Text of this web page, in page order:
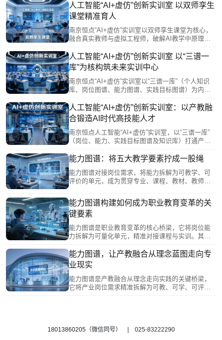
智能网联、物联网、大模型微调及嵌入式开发等全
链路模块。通过“理论-虚拟-实践”闭环与多场景推
演，助力学生安全、高效掌握核心工程能力，为每
位学子铺就通往AI产业的成才之路。
人工智能“AI+虚仿”创新实训室 以双师孪生
课堂精准育人
南京恒点“AI+虚仿”实训室以双师孪生课堂为核心，
融合真实教师与虚拟工程师，破解AI教学中原理抽
人协作及AI数字教师全程督导，实现产业级项目全
流程训练。平台支撑资源共享与数据驱动管理，将
教师从重复劳动中解放，转向个性化指导与高阶能
力培养，精准赋能职业教育提质增效。
人工智能“AI+虚仿”创新实训室 以“三谱一
库”为核构筑未来实训中心
南京恒点“AI+虚仿”实训室以“三谱一库”（个人知识
库、岗位图谱、能力图谱、实践目标图谱）为内
多维认知交互、AI教学训练、虚拟仿真实训、实体
设备操作，融合VR/MR与数字孪生技术，覆盖AI全
流程技能训练，实现“虚拟试错、实体求精”的深度融
合，精准评估并赋能学生完成从理论到岗位的跨
越，为人工智能产业高质量人才培养提供可复制的
人工智能“AI+虚仿”创新实训室：以产教融
合锻造AI时代高技能人才
南京恒点人工智能“AI+虚仿”实训室，以“三谱一库”
（岗位、能力、实践目标图谱及知识库）打通产教
围绕嵌入式AI、计算机视觉等方向，以企业真实项
生教师与未来实训中心融合，实现“数字演练+实体
实操”闭环，系统锻造岗位胜任力，为AI产业输送高
能力图谱：将五大教学要素拧成一股绳
能力图谱对接岗位需求，将能力拆解为可教学、可
评价的单元，成为贯穿专业、课程、教材、教师、
据，为课程建设厘清逻辑，为教材开发指明方向，
为教师成长精准导航，为实训基地建设提供场景指
南。它把各自为战的要素拧成一股绳，推动人才培
养从碎片化走向系统化，从知识传授转向综合能力
提升。
能力图谱构建如何成为职业教育变革的关
键要素
能力图谱是职业教育变革的核心桥梁，它将岗位能
力拆解为可量化单元，精准对接课程与实训。其构
阶递进图谱。应用中，它支撑“岗课赛证”课程重构，
并与数字孪生及未来实训深度融合，实现数据动态
采集、能力短板评估及个性化学习路径推荐。这一
体系让能力发展清晰可见，将产教融合政策落地为
日常教学实践，是连接产业需求与人才培养的关键
能力图谱，让产教融合从理念蓝图走向专
业现实
能力图谱是产教融合从理念走向实践的关键桥梁，
它将产业岗位需求精准拆解为可教、可学、可评的
代的系统，让学校人才培养与企业用人标准真正“双
18013860205（微信同号） | 025-83222290